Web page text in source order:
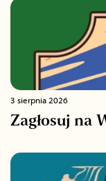
3 sierpnia 2026
Zagłosuj na